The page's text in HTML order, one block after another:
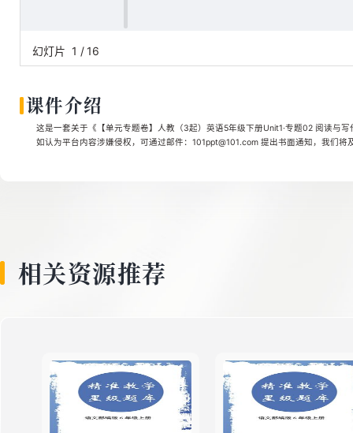
6
幻灯片 1 / 16
课件介绍
这是一套关于《【单元专题卷】人教（3起）英语5年级下册Unit1·专题02 阅读与
如认为平台内容涉嫌侵权，可通过邮件：101ppt@101.com 提出书面通知，我们将
相关资源推荐